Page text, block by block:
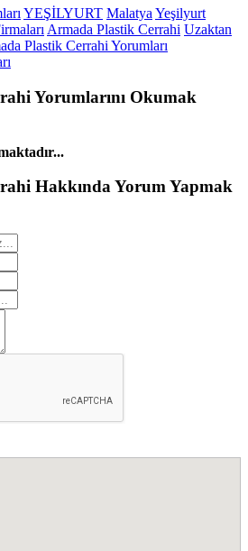
YEŞİLYURT Malatya Yeşilyurt
Armada Plastik Cerrahi Uzaktan
Plastik Cerrahi Yorumları
Yorumlarını Okumak
HakkındaYorumYapmak